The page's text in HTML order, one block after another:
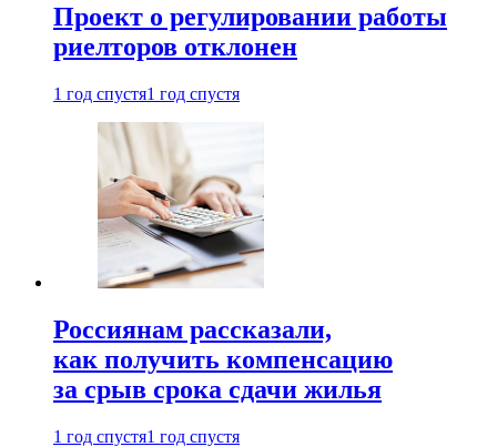
Проект о регулировании работы
риелторов отклонен
1 год спустя1 год спустя
Россиянам рассказали,
как получить компенсацию
за срыв срока сдачи жилья
1 год спустя1 год спустя